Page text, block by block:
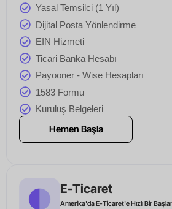
Yasal Temsilci (1 Yıl)
Dijital Posta Yönlendirme
EIN Hizmeti
Ticari Banka Hesabı
Payooner - Wise Hesapları
1583 Formu
Kuruluş Belgeleri
Hemen Başla
E-Ticaret
Amerika'da E-Ticaret'e Hızlı Bir